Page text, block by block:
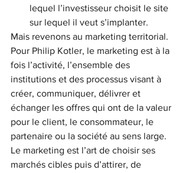
lequel l’investisseur choisit le site
sur lequel il veut s’implanter.
Mais revenons au marketing territorial.
Pour Philip Kotler, le marketing est à la
fois l’activité, l’ensemble des
institutions et des processus visant à
créer, communiquer, délivrer et
échanger les offres qui ont de la valeur
pour le client, le consommateur, le
partenaire ou la société au sens large.
Le marketing est l’art de choisir ses
marchés cibles puis d’attirer, de